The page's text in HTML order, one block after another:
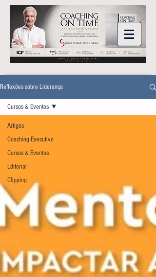
Reflexões sobre Liderança
Artigos
Coaching Executivo
Cursos & Eventos
Editorial
Clipping
Cursos & Eventos